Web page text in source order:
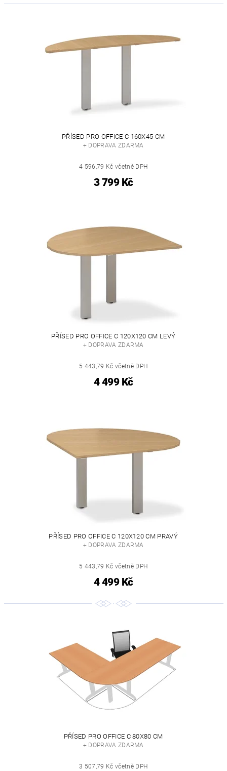
PŘÍSED PRO OFFICE C 160X45 CM
+ DOPRAVA ZDARMA
4 596,79 Kč včetně DPH
3 799 Kč
PŘÍSED PRO OFFICE C 120X120 CM LEVÝ
+ DOPRAVA ZDARMA
5 443,79 Kč včetně DPH
4 499 Kč
PŘÍSED PRO OFFICE C 120X120 CM PRAVÝ
+ DOPRAVA ZDARMA
5 443,79 Kč včetně DPH
4 499 Kč
PŘÍSED PRO OFFICE C 80X80 CM
+ DOPRAVA ZDARMA
3 507,79 Kč včetně DPH